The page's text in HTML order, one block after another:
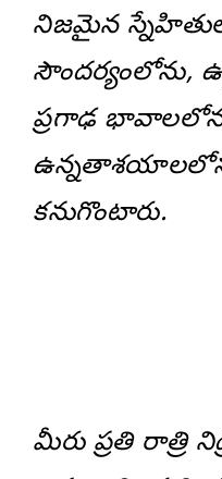
నిజమైన
సౌందర్యంలోను,
ప్రగాఢ
కనుగొంటారు.
మీరు ప్రతి రాత్రి